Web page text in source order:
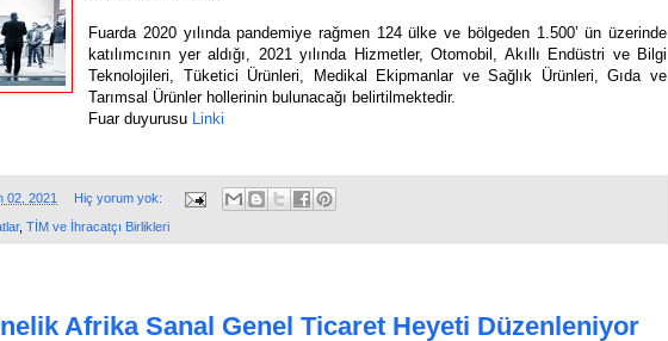
Fuarda 2020 yılında pandemiye rağmen 124 ülke ve bölgeden 1.500’ ün üzerinde
katılımcının yer aldığı, 2021 yılında Hizmetler, Otomobil, Akıllı Endüstri ve Bilgi
Teknolojileri, Tüketici Ürünleri, Medikal Ekipmanlar ve Sağlık Ürünleri, Gıda ve
Tarımsal Ürünler hollerinin bulunacağı belirtilmektedir.
Fuar duyurusu Linki
02, 2021 Hiç yorum yok:
, TİM ve İhracatçı Birlikleri
Afrika Sanal Genel Ticaret Heyeti Düzenleniyor